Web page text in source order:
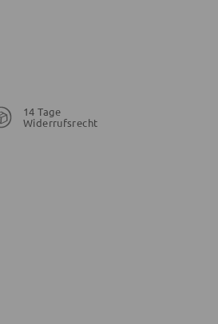
14 Tage
Widerrufsrecht